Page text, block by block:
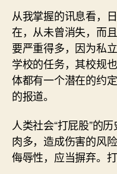
从我掌握的讯息看，
在，从未曾消失，而
要严重得多，因为私
学校的任务，其校规
体都有一个潜在的约
的报道。
人类社会“打屁股”的
肉多，造成伤害的风
侮辱性，应当摒弃。